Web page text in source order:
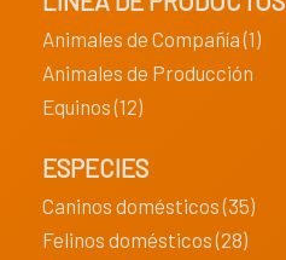
Animales de Compañía (1)
Animales de Producción
Equinos (12)
ESPECIES
Caninos domésticos (35)
Felinos domésticos (28)